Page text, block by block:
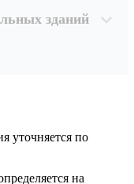
зданий
индивидуально
уточняется по
на